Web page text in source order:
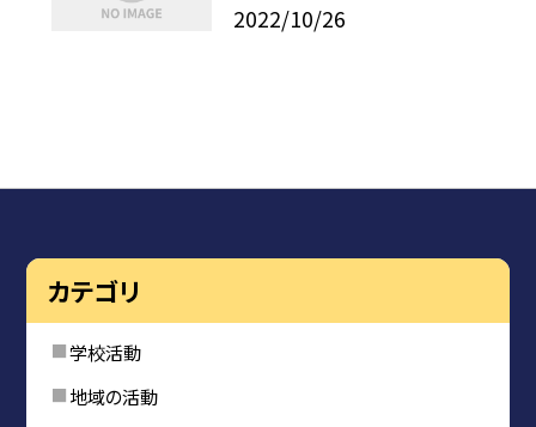
2022/10/26
カテゴリ
学校活動
地域の活動